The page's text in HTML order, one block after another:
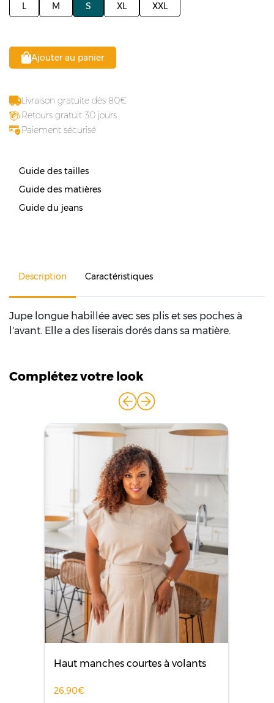
L M S XL XXL
Ajouter au panier
Livraison gratuite dès 80
Retours gratuit 30 jours
Paiement sécurisé
Guide des tailles
Guide des matières
Guide du jeans
Description Caractéristiques
Jupe longue habillée avec ses plis et ses poches à
l'avant. Elle a des liserais dorés dans sa matière.
Complétez votre look
Haut manches courtes à volants
26,90